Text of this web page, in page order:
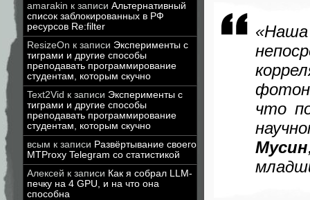
amarakin к записи Альтернативный
список заблокированных в РФ
ресурсов Re:filter
ResizeOn к записи Эксперименты с
тиграми и другие способы
преподавать программирование
студентам, которым скучно
Text2Vid к записи Эксперименты с
тиграми и другие способы
преподавать программирование
студентам, которым скучно
всым к записи Развёртывание своего
MTProxy Telegram со статистикой
Алексей к записи Как я собрал LLM-
печку на 4 GPU, и на что она
способна
что
Мусин